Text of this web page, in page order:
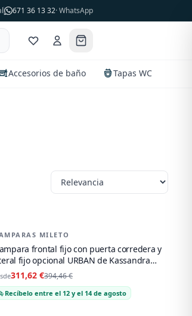
671 36 13 32· WhatsApp
Accesorios de baño Tapas WC
- 21 % MILETO
frontal fijo con puerta corredera y
fijo opcional URBAN de Kassandra
brillo
311,62 €394,46 €
Recíbelo entre el 12 y el 14 de agosto